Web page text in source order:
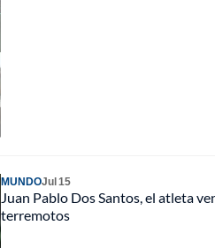
MUNDOJul 15
Juan Pablo Dos Santos, el atleta
terremotos